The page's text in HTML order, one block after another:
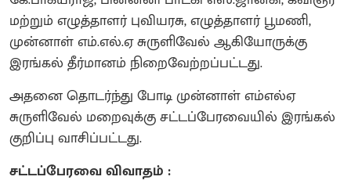
மற்றும் எழுத்தாளர் புவியரசு, எழுத்தாளர் பூமணி,
முன்னாள் எம்.எல்.ஏ சுருளிவேல் ஆகியோருக்கு
இரங்கல் தீர்மானம் நிறைவேற்றப்பட்டது.
அதனை தொடர்ந்து போடி முன்னாள் எம்எல்ஏ
சுருளிவேல் மறைவுக்கு சட்டப்பேரவையில் இரங்கல்
குறிப்பு வாசிப்பட்டது.
சட்டப்பேரவை விவாதம் :